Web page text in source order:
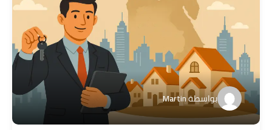
بواسطةMartin